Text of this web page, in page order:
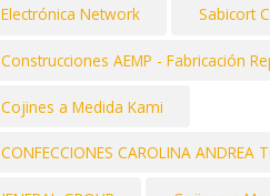
Electrónica Network Sabicort
Construcciones AEMP - Fabricación
Cojines a Medida Kami
CONFECCIONES CAROLINA ANDREA